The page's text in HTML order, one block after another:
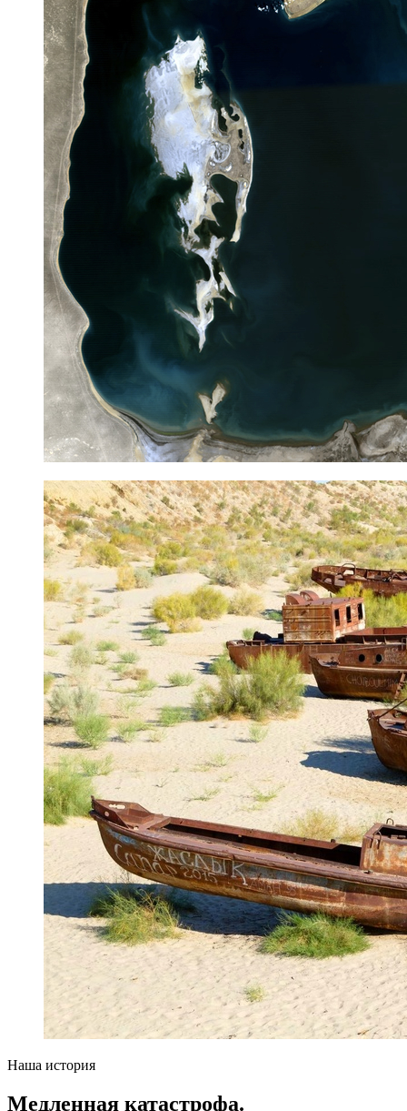
Наша история
Медленная катастрофа.